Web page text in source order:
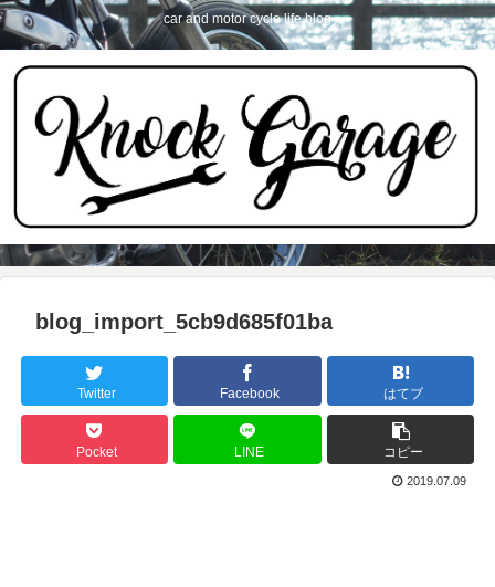
car and motor cycle life blog
blog_import_5cb9d685f01ba
Twitter Facebook はてブ
Pocket LINE コピー
2019.07.09